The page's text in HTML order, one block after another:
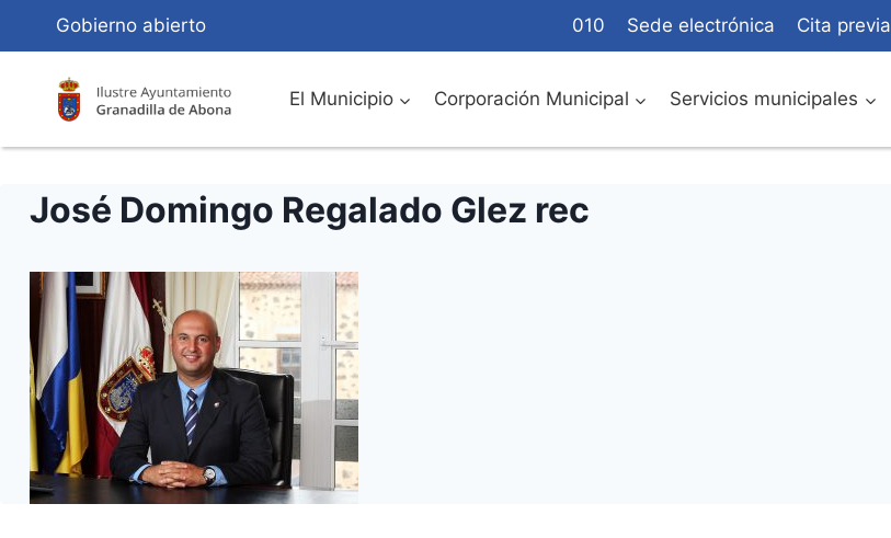
Contenido
Gobierno abierto 010 Sede electrónica Cita previa
El Municipio Corporación Municipal Servicios municipales
José Domingo Regalado Glez rec